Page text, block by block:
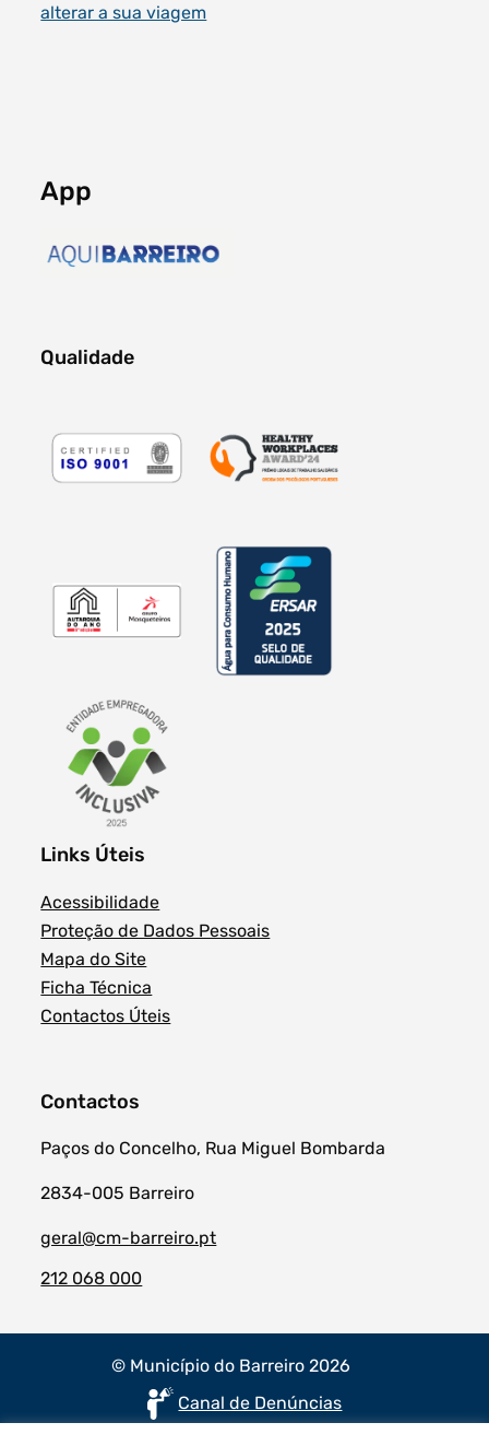
alterar a sua viagem
App
Qualidade
Links Úteis
Acessibilidade
Proteção de Dados Pessoais
Mapa do Site
Ficha Técnica
Contactos Úteis
Contactos
Paços do Concelho, Rua Miguel Bombarda
2834-005 Barreiro
geral@cm-barreiro.pt
212 068 000
© Município do Barreiro 2026
Canal de Denúncias